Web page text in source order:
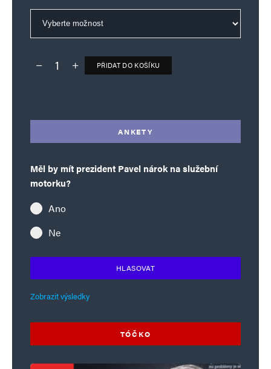
Deník TO – verze bez reklam množství
PŘIDAT DO KOŠÍKU
ANKETY
Měl by mít prezident Pavel nárok na služební
motorku?
Ano
Ne
HLASOVAT
Zobrazit výsledky
TÓČKO